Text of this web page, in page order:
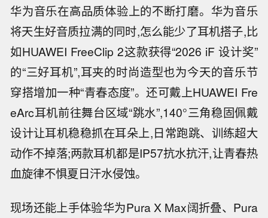
华为音乐在高品质体验上的不断打磨。华为音乐
将天生好音质拉满的同时,怎么能少了耳机搭子,比
如HUAWEI FreeClip 2这款获得“2026 iF 设计奖”
的“三好耳机”,耳夹的时尚造型也为今天的音乐节
穿搭增加一种“青春态度”。还可戴上HUAWEI Fre
eArc耳机前往舞台区域“跳水”,140°三角稳固佩戴
设计让耳机稳稳抓在耳朵上,日常跑跳、训练超大
动作不掉落;两款耳机都是IP57抗水抗汗,让青春热
血旋律不惧夏日汗水侵蚀。
现场还能上手体验华为Pura X Max阔折叠、Pura